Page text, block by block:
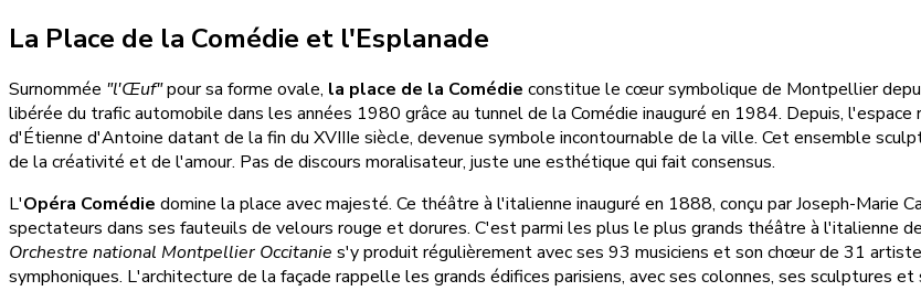
La Place de la Comédie et l'Esplanade
Surnommée "l'Œuf"pour sa forme ovale, la place de la Comédie constitue le cœur symbolique de Montpellier
libérée du trafic automobile dans les années 1980 grâce au tunnel de la Comédie inauguré en 1984. Depuis,
d'Étienne d'Antoine datant de la fin du XVIIIe siècle, devenue symbole incontournable de la ville. Cet ensemble
de la créativité et de l'amour. Pas de discours moralisateur, juste une esthétique qui fait consensus.
L'Opéra Comédie domine la place avec majesté. Ce théâtre à l'italienne inauguré en 1888, conçu par Joseph-Marie
spectateurs dans ses fauteuils de velours rouge et dorures. C'est parmi les plus le plus grands théâtre à l'italienne
Orchestre national Montpellier Occitanie s'y produit régulièrement avec ses 93 musiciens et son chœur de 31
symphoniques. L'architecture de la façade rappelle les grands édifices parisiens, avec ses colonnes, ses sculptures et